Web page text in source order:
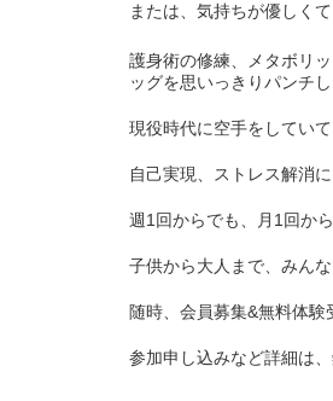
または、気持ちが優しく
護身術の修練、メタボリ
ッグを思いっきりパンチ
現役時代に空手をしてい
自己実現、ストレス解消
週1回からでも、月1回か
子供から大人まで、みん
随時、会員募集&無料体
参加申し込みなど詳細は